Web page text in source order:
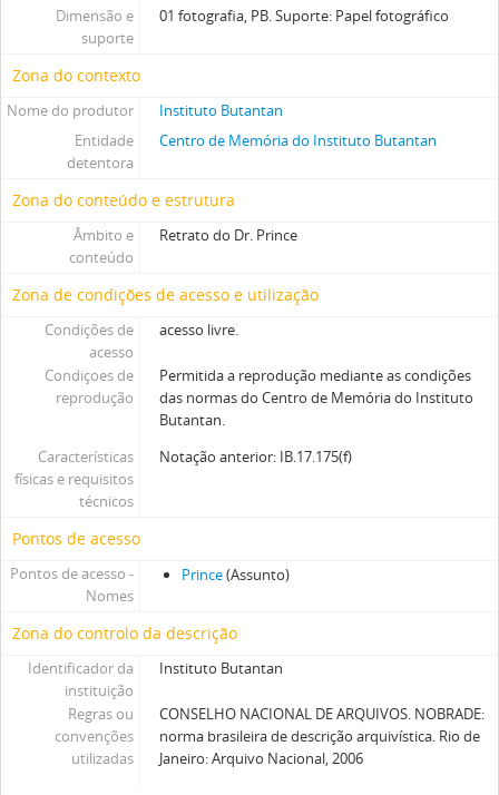
Dimensão e
suporte
01 fotografia, PB. Suporte: Papel fotográfico
Zona do contexto
Nome do produtor
Instituto Butantan
Entidade
detentora
Centro de Memória do Instituto Butantan
Zona do conteúdo e estrutura
Âmbito e
conteúdo
Retrato do Dr. Prince
Zona de condições de acesso e utilização
Condições de
acesso
acesso livre.
Condiçoes de
reprodução
Permitida a reprodução mediante as condições
das normas do Centro de Memória do Instituto
Butantan.
Características
físicas e requisitos
técnicos
Notação anterior: IB.17.175(f)
Pontos de acesso
Pontos de acesso -
Nomes
Prince(Assunto)
Zona do controlo da descrição
Identificador da
instituição
Instituto Butantan
Regras ou
convenções
utilizadas
CONSELHO NACIONAL DE ARQUIVOS. NOBRADE:
norma brasileira de descrição arquivística. Rio de
Janeiro: Arquivo Nacional, 2006